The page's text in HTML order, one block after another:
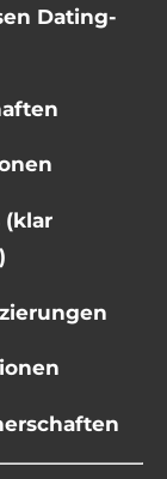
Dating-
(klar